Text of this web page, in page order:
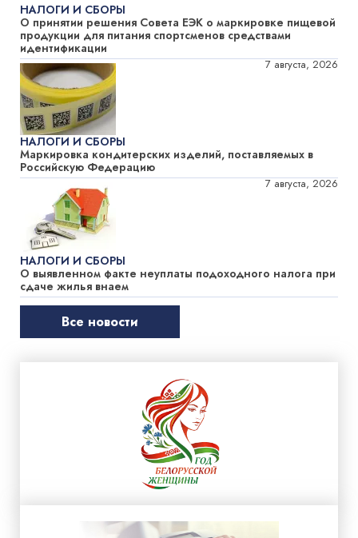
НАЛОГИ И СБОРЫ
О принятии решения Совета ЕЭК о маркировке пищевой
продукции для питания спортсменов средствами
идентификации
7 августа, 2026
НАЛОГИ И СБОРЫ
Маркировка кондитерских изделий, поставляемых в
Российскую Федерацию
7 августа, 2026
НАЛОГИ И СБОРЫ
О выявленном факте неуплаты подоходного налога при
сдаче жилья внаем
Все новости